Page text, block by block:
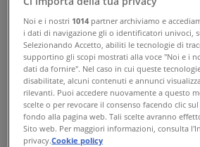
Offerte di Carrefour
Rapallo
Carrefour Market
Noi e i nostri 1014 partner archiviamo e
i dati di navigazione gli o identificatori univoci,
Selezionando Accetto, abiliti le tecnologie di
supportino gli scopi mostrati alla voce "Noi e i
dati da fornire". Nel caso in cui queste
disabilitate, alcuni contenuti e annunci
rilevanti. Puoi accedere nuovamente a questo
scelte o per revocare il consenso facendo clic
fondo alla pagina web. Tali scelte avranno
Sito web. Per maggiori informazioni, consulta
privacy.Cookie policy